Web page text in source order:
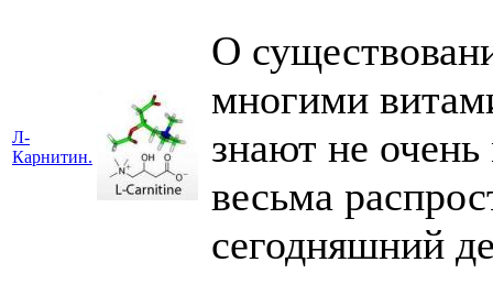
Л-
Карнитин.
О
многими
знают не
весьма
сегодняшний